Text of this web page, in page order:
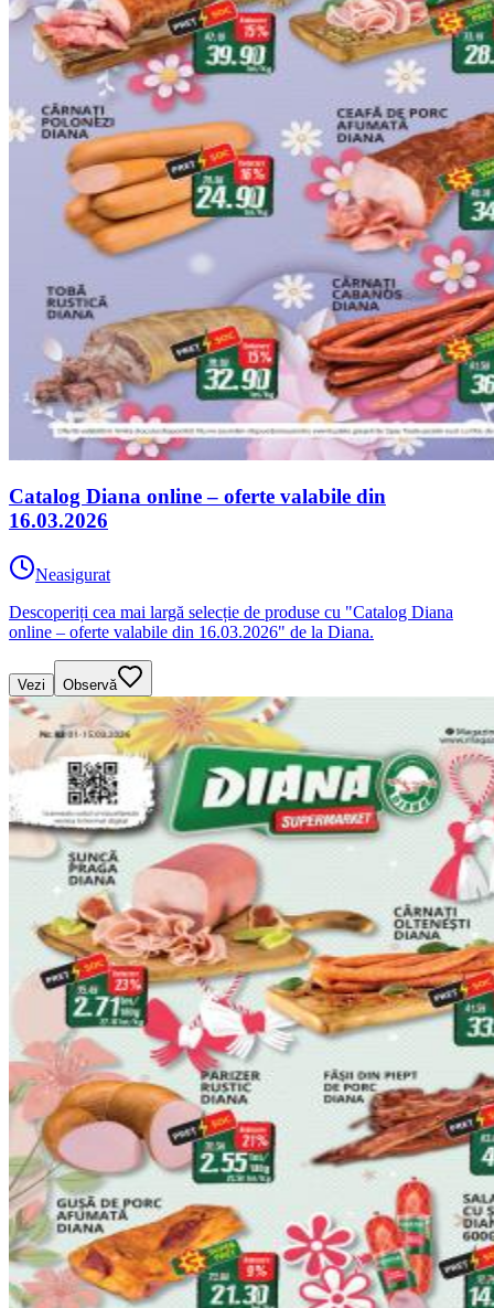
Catalog Diana online – oferte valabile din
16.03.2026
Neasigurat
Descoperiți cea mai largă selecție de produse cu "Catalog Diana
online – oferte valabile din 16.03.2026" de la Diana.
Vezi Observă